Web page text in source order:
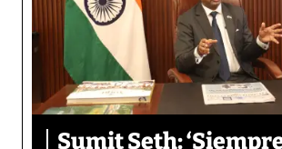
Sumit Seth: